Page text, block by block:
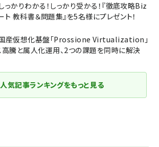
かりわかる！しっかり受かる！『徹底攻略Biz
教科書＆問題集』を5名様にプレゼント！
産仮想化基盤「Prossione Virtualization」
騰と属人化運用、2つの課題を同時に解決
人気記事ランキングをもっと見る